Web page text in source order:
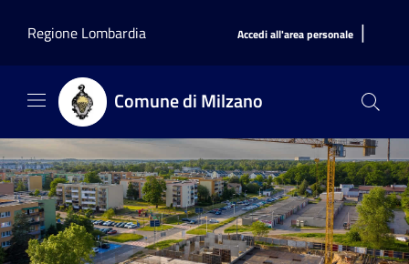
Regione Lombardia
Accedi all'area personale |
Comune di Milzano